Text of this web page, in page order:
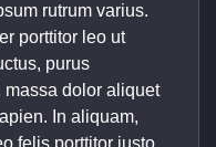
rutrum varius.
porttitor leo ut
purus
dolor aliquet
In aliquam,
felis porttitor justo,